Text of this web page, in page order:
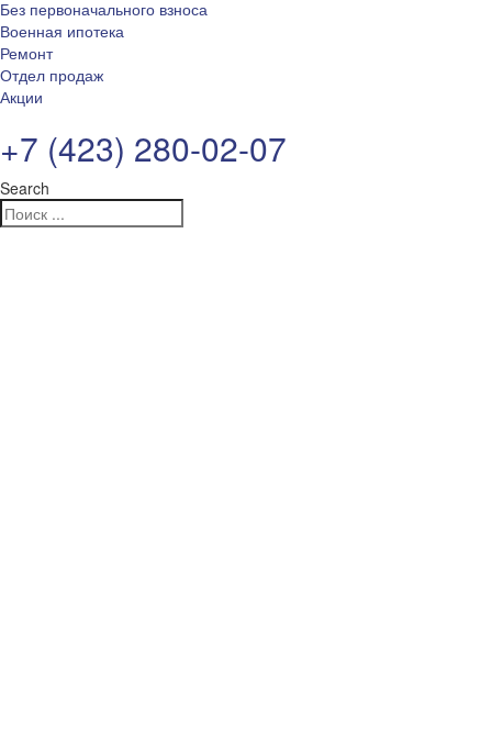
Без первоначального взноса
Военная ипотека
Ремонт
Отдел продаж
Акции
+7 (423) 280-02-07
Search